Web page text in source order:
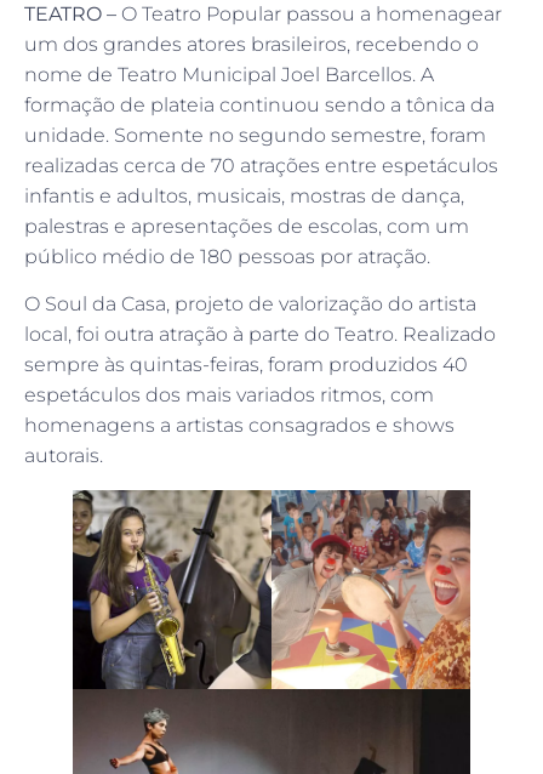
TEATRO – O Teatro Popular passou a homenagear
um dos grandes atores brasileiros, recebendo o
nome de Teatro Municipal Joel Barcellos. A
formação de plateia continuou sendo a tônica da
unidade. Somente no segundo semestre, foram
realizadas cerca de 70 atrações entre espetáculos
infantis e adultos, musicais, mostras de dança,
palestras e apresentações de escolas, com um
público médio de 180 pessoas por atração.
O Soul da Casa, projeto de valorização do artista
local, foi outra atração à parte do Teatro. Realizado
sempre às quintas-feiras, foram produzidos 40
espetáculos dos mais variados ritmos, com
homenagens a artistas consagrados e shows
autorais.